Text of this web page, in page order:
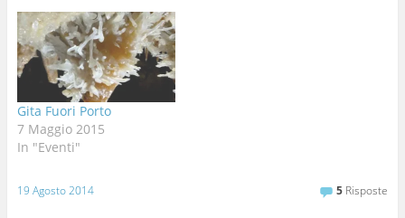
Gita Fuori Porto
7 Maggio 2015
In "Eventi"
19 Agosto 2014 5 Risposte